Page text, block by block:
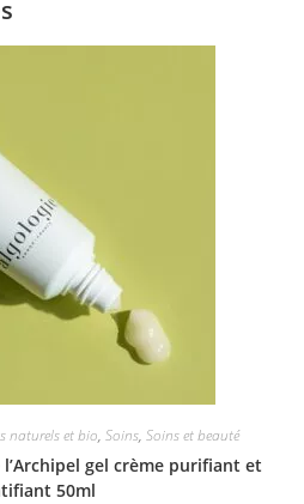
naturels et bio, Soins, Soins et beauté
gel crème purifiant et
50ml